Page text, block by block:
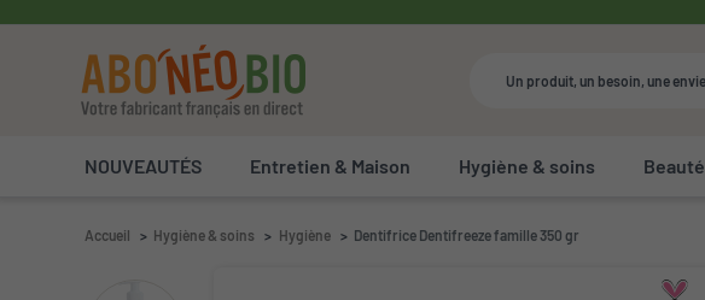
NOUVEAUTÉS Entretien & Maison Hygiène & soins Beauté
Accueil Hygiène & soins Hygiène Dentifrice Dentifreeze famille 350 gr